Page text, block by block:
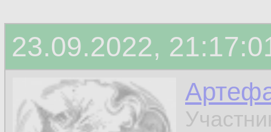
23.09.2022,